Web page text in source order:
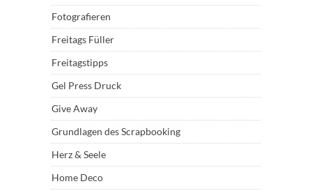
Fotografieren
Freitags Füller
Freitagstipps
Gel Press Druck
Give Away
Grundlagen des Scrapbooking
Herz & Seele
Home Deco